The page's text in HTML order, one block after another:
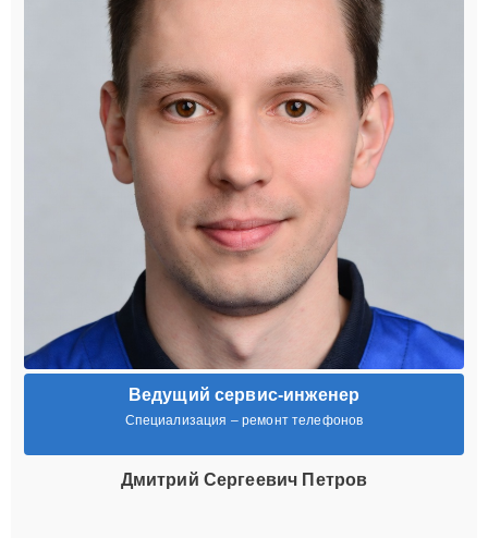
Ведущий сервис-инженер
Специализация – ремонт телефонов
Дмитрий Сергеевич Петров